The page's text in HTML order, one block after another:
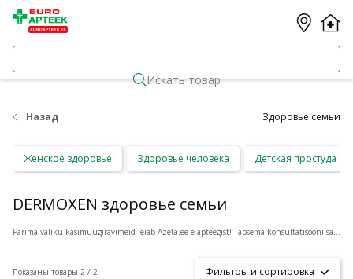
Искать товар
Назад Здоровье семьи
Женское здоровье Здоровье человека Детская простуда
DERMOXEN здоровье семьи
Parima valiku käsimüügiravimeid leiab Azeta.ee e-apteegist! Täpsema konsultatisooni saamiseks vajuta toote all olevale nupule
Показаны товары 2 / 2 Фильтры и сортировка